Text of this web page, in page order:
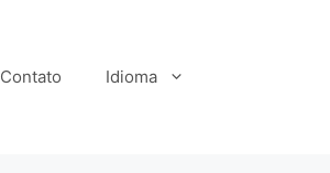
Contato Idioma